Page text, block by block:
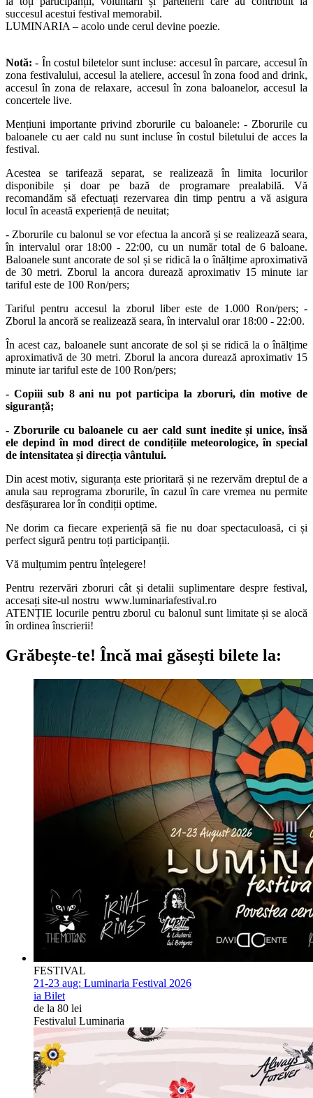
succesul acestui festival memorabil.
LUMINARIA – acolo unde cerul devine poezie.
Notă: - În costul biletelor sunt incluse: accesul în parcare, accesul în
zona festivalului, accesul la ateliere, accesul în zona food and drink,
accesul în zona de relaxare, accesul în zona baloanelor, accesul la
concertele live.
Mențiuni importante privind zborurile cu baloanele: - Zborurile cu
baloanele cu aer cald nu sunt incluse în costul biletului de acces la
festival.
Acestea se tarifează separat, se realizează în limita locurilor
disponibile și doar pe bază de programare prealabilă. Vă
recomandăm să efectuați rezervarea din timp pentru a vă asigura
locul în această experiență de neuitat;
- Zborurile cu balonul se vor efectua la ancoră și se realizează seara,
în intervalul orar 18:00 - 22:00, cu un număr total de 6 baloane.
Baloanele sunt ancorate de sol și se ridică la o înălțime aproximativă
de 30 metri. Zborul la ancora durează aproximativ 15 minute iar
tariful este de 100 Ron/pers;
Tariful pentru accesul la zborul liber este de 1.000 Ron/pers; -
Zborul la ancoră se realizează seara, în intervalul orar 18:00 - 22:00.
În acest caz, baloanele sunt ancorate de sol și se ridică la o înălțime
aproximativă de 30 metri. Zborul la ancora durează aproximativ 15
minute iar tariful este de 100 Ron/pers;
- Copiii sub 8 ani nu pot participa la zboruri, din motive de
siguranță;
- Zborurile cu baloanele cu aer cald sunt inedite și unice, însă
ele depind în mod direct de condițiile meteorologice, în special
de intensitatea și direcția vântului.
Din acest motiv, siguranța este prioritară și ne rezervăm dreptul de a
anula sau reprograma zborurile, în cazul în care vremea nu permite
desfășurarea lor în condiții optime.
Ne dorim ca fiecare experiență să fie nu doar spectaculoasă, ci și
perfect sigură pentru toți participanții.
Vă mulțumim pentru înțelegere!
Pentru rezervări zboruri cât și detalii suplimentare despre festival,
accesați site-ul nostru www.luminariafestival.ro
ATENȚIE locurile pentru zborul cu balonul sunt limitate și se alocă
în ordinea înscrierii!
Grăbește-te! Încă mai găsești bilete la:
FESTIVAL
21-23 aug: Luminaria Festival 2026
ia Bilet
de la 80 lei
Festivalul Luminaria